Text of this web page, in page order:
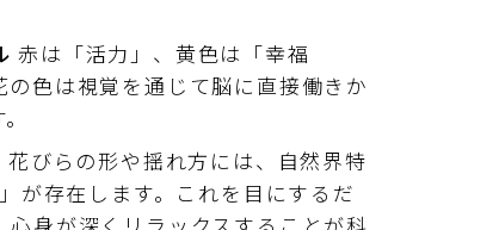
赤は「活力」、黄色は「幸福
色は視覚を通じて脳に直接働きか
花びらの形や揺れ方には、自然界特
が存在します。これを目にするだ